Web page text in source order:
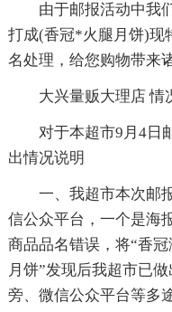
由于邮报活动中我
打成(香冠*火腿月饼)现
名处理，给您购物带来
大兴量贩大理店 情
对于本超市9月4日
出情况说明
一、我超市本次邮
信公众平台，一个是海
商品品名错误，将“香
月饼”发现后我超市已
旁、微信公众平台等多